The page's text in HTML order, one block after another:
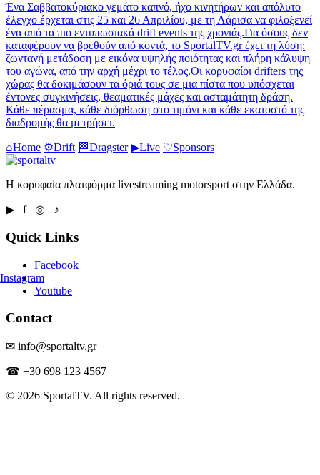
Ένα Σαββατοκύριακο γεμάτο καπνό, ήχο κινητήρων και απόλυτο
έλεγχο έρχεται στις 25 και 26 Απριλίου, με τη Λάρισα να φιλοξενεί
ένα από τα πιο εντυπωσιακά drift events της χρονιάς.Για όσους δεν
καταφέρουν να βρεθούν από κοντά, το SportalTV.gr έχει τη λύση:
ζωντανή μετάδοση με εικόνα υψηλής ποιότητας και πλήρη κάλυψη
του αγώνα, από την αρχή μέχρι το τέλος.Οι κορυφαίοι drifters της
χώρας θα δοκιμάσουν τα όριά τους σε μια πίστα που υπόσχεται
έντονες συγκινήσεις, θεαματικές μάχες και ασταμάτητη δράση.
Κάθε πέρασμα, κάθε διόρθωση στο τιμόνι και κάθε εκατοστό της
διαδρομής θα μετρήσει.
⌂Home ⚙Drift 🏁Dragster ▶Live ♡Sponsors
Η κορυφαία πλατφόρμα livestreaming motorsport στην Ελλάδα.
▶ f ◎ ♪
Quick Links
Facebook
Instagram
Youtube
Contact
✉ info@sportaltv.gr
☎ +30 698 123 4567
© 2026 SportalTV. All rights reserved.